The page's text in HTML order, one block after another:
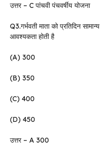
उत्तर – C पांचवी पंचवर्षीय योजना
Q3.गर्भवती माता को प्रतिदिन
आवश्यकता होती है
(A) 300
(B) 350
(C) 400
(D) 450
उत्तर – A 300